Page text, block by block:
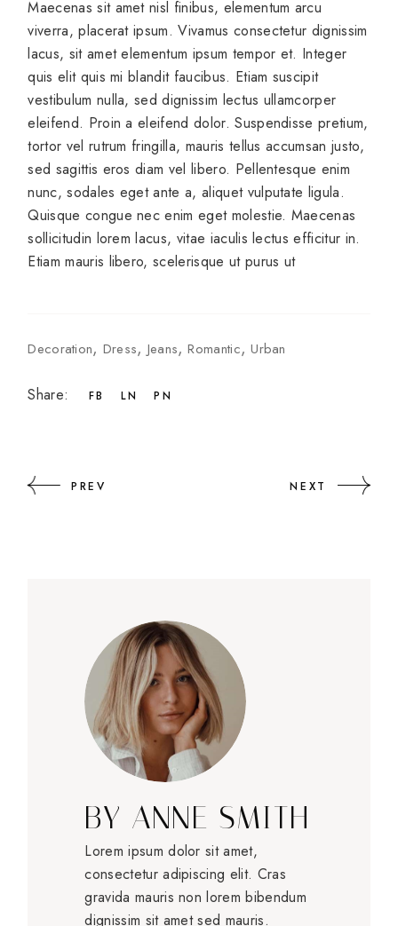
Maecenas sit amet nisl finibus, elementum arcu
viverra, placerat ipsum. Vivamus consectetur dignissim
lacus, sit amet elementum ipsum tempor et. Integer
quis elit quis mi blandit faucibus. Etiam suscipit
vestibulum nulla, sed dignissim lectus ullamcorper
eleifend. Proin a eleifend dolor. Suspendisse pretium,
tortor vel rutrum fringilla, mauris tellus accumsan justo,
sed sagittis eros diam vel libero. Pellentesque enim
nunc, sodales eget ante a, aliquet vulputate ligula.
Quisque congue nec enim eget molestie. Maecenas
sollicitudin lorem lacus, vitae iaculis lectus efficitur in.
Etiam mauris libero, scelerisque ut purus ut
Decoration Dress Jeans Romantic Urban
Share: FB LN PN
PREV NEXT
BY ANNE SMITH
Lorem ipsum dolor sit amet,
consectetur adipiscing elit. Cras
gravida mauris non lorem bibendum
dignissim sit amet sed mauris.